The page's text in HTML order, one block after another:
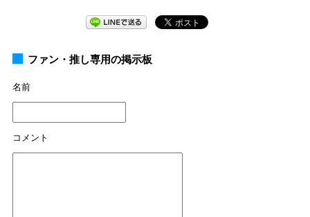
ファン・推し専用の掲示板
名前
コメント